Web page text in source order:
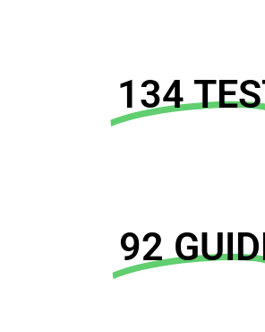
134
92